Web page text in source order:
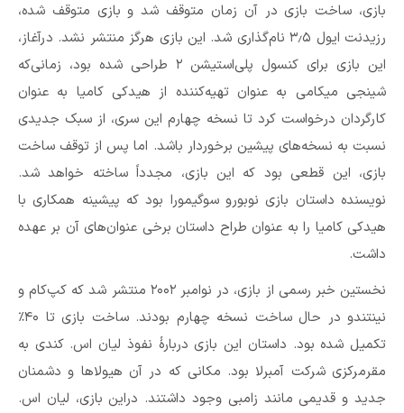
بازی، ساخت بازی در آن زمان متوقف شد و بازی متوقف شده،
رزیدنت ایول ۳٫۵ نام‌گذاری شد. این بازی هرگز منتشر نشد. درآغاز،
این بازی برای کنسول پلی‌استیشن ۲ طراحی شده بود، زمانی‌که
شینجی میکامی به عنوان تهیه‌کننده از هیدکی کامیا به عنوان
کارگردان درخواست کرد تا نسخه چهارم این سری، از سبک جدیدی
نسبت به نسخه‌های پیشین برخوردار باشد. اما پس از توقف ساخت
بازی، این قطعی بود که این بازی، مجدداً ساخته خواهد شد.
نویسنده داستان بازی نوبورو سوگیمورا بود که پیشینه همکاری با
هیدکی کامیا را به عنوان طراح داستان برخی عنوان‌های آن بر عهده
داشت.
نخستین خبر رسمی از بازی، در نوامبر ۲۰۰۲ منتشر شد که کپ‌کام و
نینتندو در حال ساخت نسخه چهارم بودند. ساخت بازی تا ۴۰٪
تکمیل شده بود. داستان این بازی دربارهٔ نفوذ لیان اس. کندی به
مقرمرکزی شرکت آمبرلا بود. مکانی که در آن هیولاها و دشمنان
جدید و قدیمی مانند زامبی وجود داشتند. دراین بازی، لیان اس.